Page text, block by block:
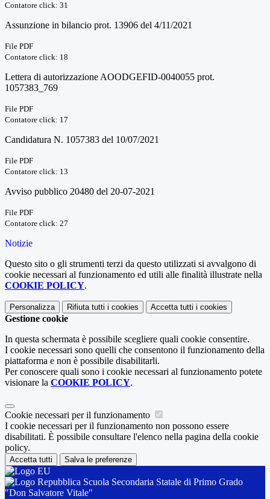
Contatore click: 31
Assunzione in bilancio prot. 13906 del 4/11/2021
File PDF
Contatore click: 18
Lettera di autorizzazione AOODGEFID-0040055 prot.
1057383_769
File PDF
Contatore click: 17
Candidatura N. 1057383 del 10/07/2021
File PDF
Contatore click: 13
Avviso pubblico 20480 del 20-07-2021
File PDF
Contatore click: 27
Notizie
Questo sito o gli strumenti terzi da questo utilizzati si avvalgono di
cookie necessari al funzionamento ed utili alle finalità illustrate nella
COOKIE POLICY.
Personalizza Rifiuta tutti i cookies Accetta tutti i cookies
Gestione cookie
In questa schermata è possibile scegliere quali cookie consentire.
I cookie necessari sono quelli che consentono il funzionamento della
piattaforma e non è possibile disabilitarli.
Per conoscere quali sono i cookie necessari al funzionamento potete
visionare la COOKIE POLICY.
Cookie necessari per il funzionamento
I cookie necessari per il funzionamento non possono essere
disabilitati. È possibile consultare l'elenco nella pagina della cookie
policy.
Accetta tutti Salva le preferenze
Scuola Secondaria Statale di Primo Grado
"Don Salvatore Vitale"